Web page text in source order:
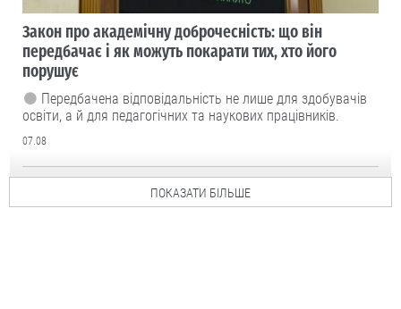
Закон про академічну доброчесність: що він
передбачає і як можуть покарати тих, хто його
порушує
Передбачена відповідальність не лише для здобувачів
освіти, а й для педагогічних та наукових працівників.
07.08
ПОКАЗАТИ БІЛЬШЕ